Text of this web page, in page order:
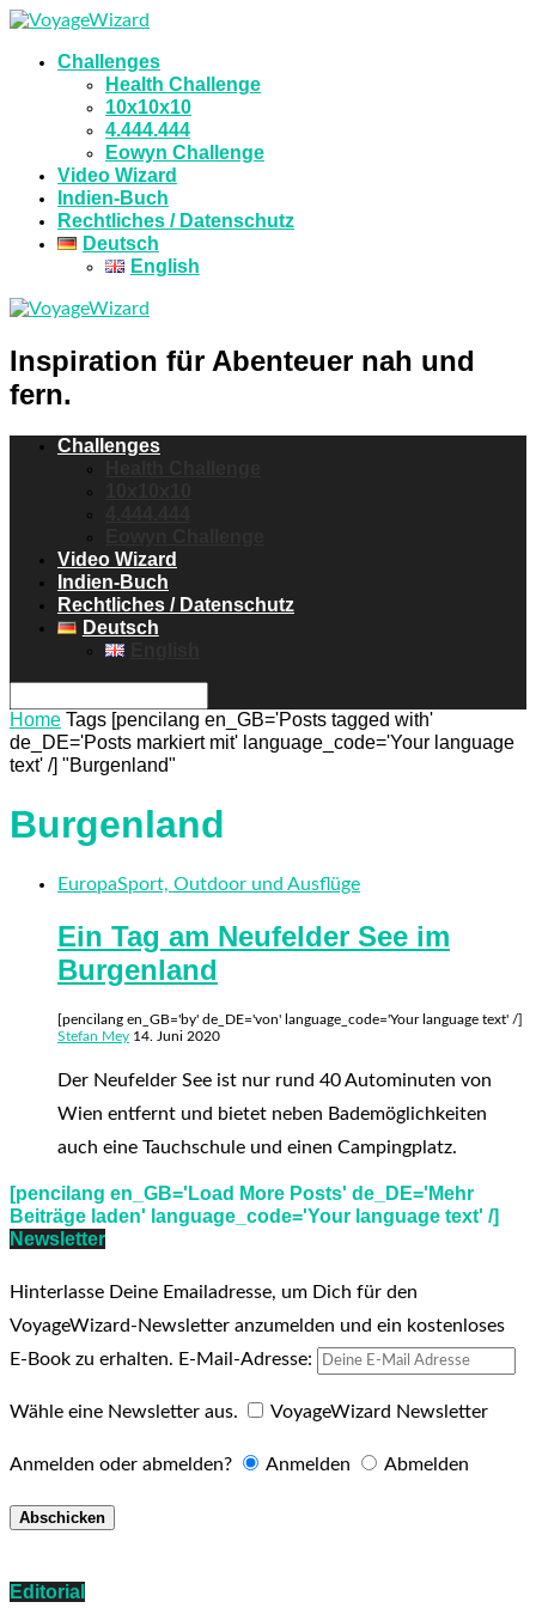
Challenges
Health Challenge
10x10x10
4.444.444
Eowyn Challenge
Video Wizard
Indien-Buch
Rechtliches / Datenschutz
Deutsch
English
Inspiration für Abenteuer nah und
fern.
Challenges
Video Wizard
Indien-Buch
Rechtliches / Datenschutz
Deutsch
Home Tags [pencilang en_GB='Posts tagged with'
de_DE='Posts markiert mit' language_code='Your language
text' /] "Burgenland"
Burgenland
EuropaSport, Outdoor und Ausflüge
Ein Tag am Neufelder See im
Burgenland
[pencilang en_GB='by' de_DE='von' language_code='Your language text' /]
Stefan Mey 14. Juni 2020
Der Neufelder See ist nur rund 40 Autominuten von
Wien entfernt und bietet neben Bademöglichkeiten
auch eine Tauchschule und einen Campingplatz.
[pencilang en_GB='Load More Posts' de_DE='Mehr
Beiträge laden' language_code='Your language text' /]
Newsletter
Hinterlasse Deine Emailadresse, um Dich für den
VoyageWizard-Newsletter anzumelden und ein kostenloses
E-Book zu erhalten. E-Mail-Adresse:
Wähle eine Newsletter aus. VoyageWizard Newsletter
Anmelden oder abmelden? Anmelden Abmelden
Editorial